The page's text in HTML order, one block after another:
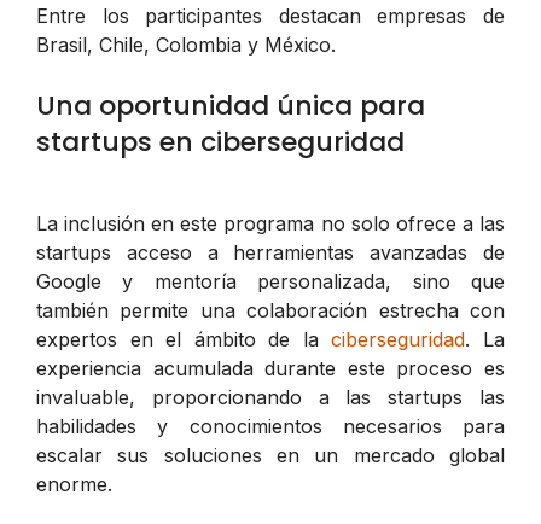
Entre los participantes destacan empresas de
Brasil, Chile, Colombia y México.
Una oportunidad única para
startups en ciberseguridad
La inclusión en este programa no solo ofrece a las
startups acceso a herramientas avanzadas de
Google y mentoría personalizada, sino que
también permite una colaboración estrecha con
expertos en el ámbito de laciberseguridad. La
experiencia acumulada durante este proceso es
invaluable, proporcionando a las startups las
habilidades y conocimientos necesarios para
escalar sus soluciones en un mercado global
enorme.